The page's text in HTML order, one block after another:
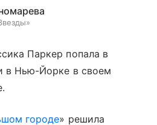
Паркер попала в
в Нью-Йорке в своем
городе» решила